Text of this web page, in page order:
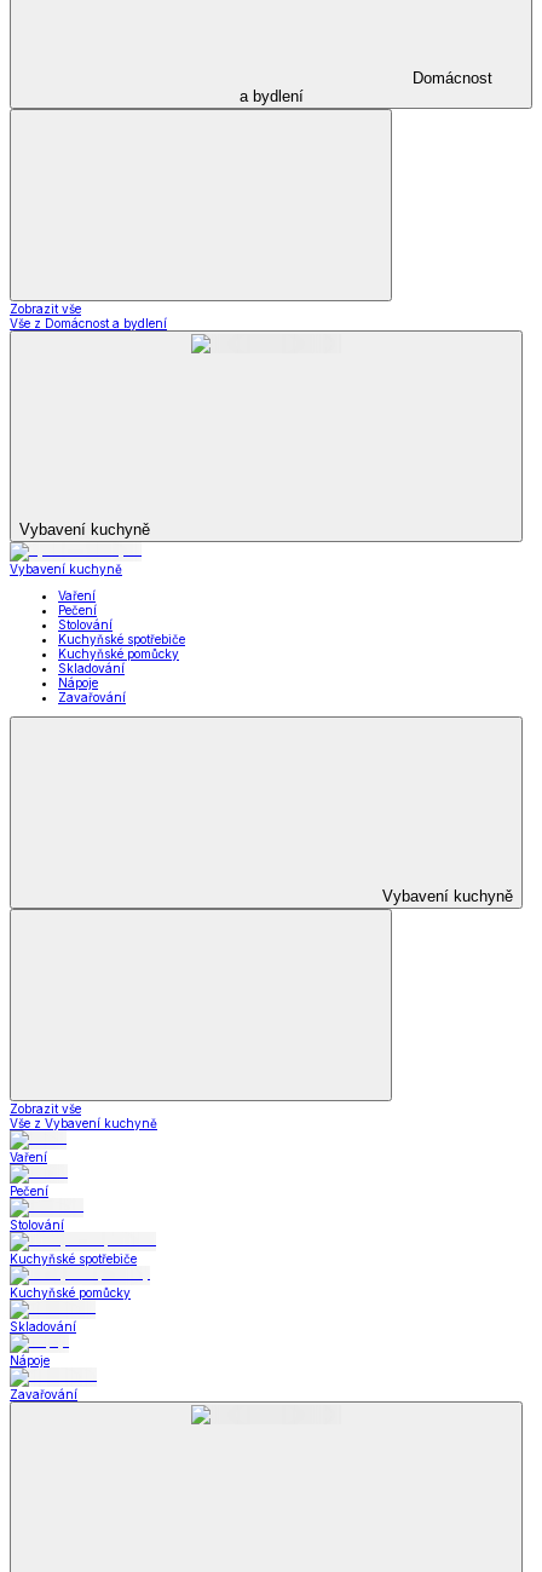
Domácnost
a bydlení
Zobrazit vše
Vše z Domácnost a bydlení
Vybavení kuchyně
Vybavení kuchyně
Vaření
Pečení
Stolování
Kuchyňské spotřebiče
Kuchyňské pomůcky
Skladování
Nápoje
Zavařování
Vybavení kuchyně
Zobrazit vše
Vše z Vybavení kuchyně
Vaření
Pečení
Stolování
Kuchyňské spotřebiče
Kuchyňské pomůcky
Skladování
Nápoje
Zavařování